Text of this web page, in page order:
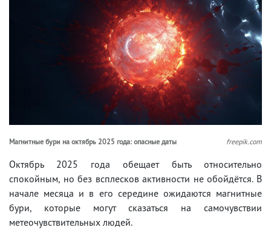
Магнитные бури на октябрь 2025 года: опасные даты freepik.com
Октябрь 2025 года обещает быть относительно
спокойным, но без всплесков активности не обойдётся. В
начале месяца и в его середине ожидаются магнитные
бури, которые могут сказаться на самочувствии
метеочувствительных людей.